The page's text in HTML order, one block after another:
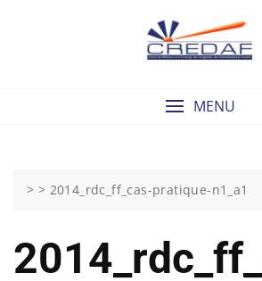
MENU
> > 2014_rdc_ff_cas-pratique-n1_a1